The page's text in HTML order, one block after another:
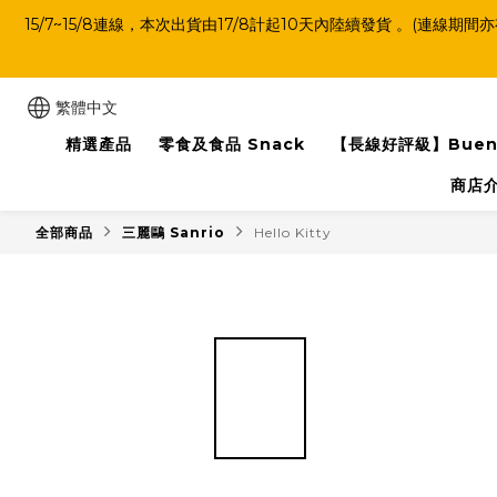
15/7~15/8連線，本次出貨由17/8計起10天內陸續發貨 。(連線期間
繁體中文
精選產品
零食及食品 Snack 【長線好評級】
商店
全部商品 三麗鷗 Sanrio Hello Kitty